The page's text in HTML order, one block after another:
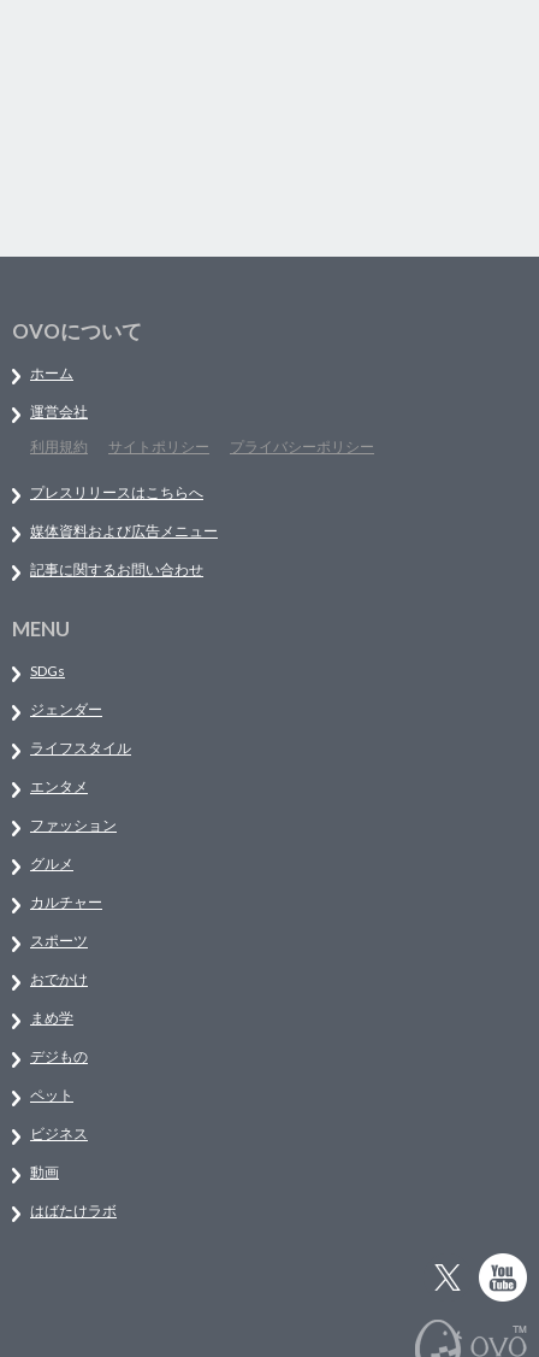
OVOについて
ホーム
運営会社
利用規約
サイトポリシー プライバシーポリシー
プレスリリースはこちらへ
媒体資料および広告メニュー
記事に関するお問い合わせ
MENU
SDGs
ジェンダー
ライフスタイル
エンタメ
ファッション
グルメ
カルチャー
スポーツ
おでかけ
まめ学
デジもの
ペット
ビジネス
動画
はばたけラボ